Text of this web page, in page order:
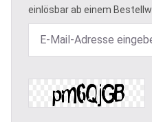
einlösbar ab einem